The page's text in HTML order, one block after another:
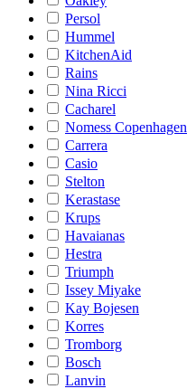
Persol
Hummel
KitchenAid
Rains
Nina Ricci
Cacharel
Nomess Copenhagen
Carrera
Casio
Stelton
Kerastase
Krups
Havaianas
Hestra
Triumph
Issey Miyake
Kay Bojesen
Korres
Tromborg
Bosch
Lanvin